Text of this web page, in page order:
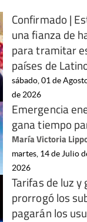
Confirmado |
una fianza de
para tramitar
países de
sábado, 01 de
de 2026
Emergencia
gana tiempo
María Victoria
martes, 14 de Julio
2026
Tarifas de luz y
prorrogó los
pagarán los